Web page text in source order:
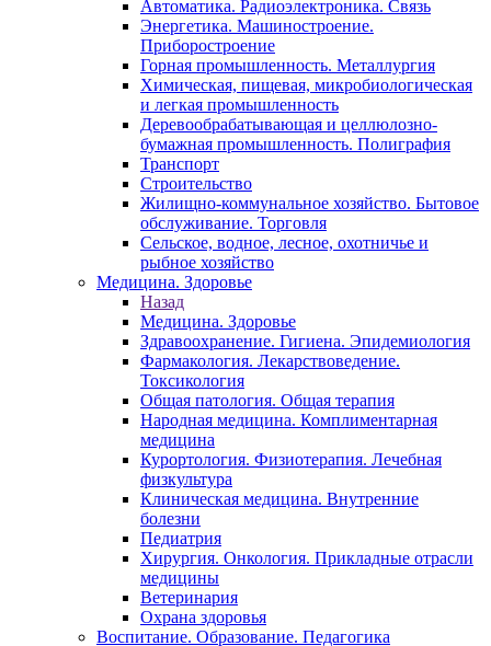
Автоматика. Радиоэлектроника. Связь
Энергетика. Машиностроение.
Приборостроение
Горная промышленность. Металлургия
Химическая, пищевая, микробиологическая
и легкая промышленность
Деревообрабатывающая и целлюлозно-
бумажная промышленность. Полиграфия
Транспорт
Строительство
Жилищно-коммунальное хозяйство. Бытовое
обслуживание. Торговля
Сельское, водное, лесное, охотничье и
рыбное хозяйство
Медицина. Здоровье
Назад
Медицина. Здоровье
Здравоохранение. Гигиена. Эпидемиология
Фармакология. Лекарствоведение.
Токсикология
Общая патология. Общая терапия
Народная медицина. Комплиментарная
медицина
Курортология. Физиотерапия. Лечебная
физкультура
Клиническая медицина. Внутренние
болезни
Педиатрия
Хирургия. Онкология. Прикладные отрасли
медицины
Ветеринария
Охрана здоровья
Воспитание. Образование. Педагогика